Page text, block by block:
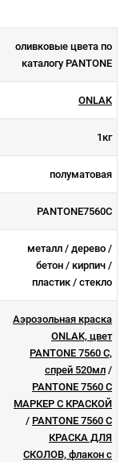
оливковые цвета по
каталогу PANTONE
ONLAK
1кг
полуматовая
PANTONE7560C
металл / дерево /
бетон / кирпич /
пластик / стекло
Аэрозольная краска
ONLAK, цвет
PANTONE 7560 C,
спрей 520мл /
PANTONE 7560 C
МАРКЕР С КРАСКОЙ
/ PANTONE 7560 C
КРАСКА ДЛЯ
СКОЛОВ, флакон с